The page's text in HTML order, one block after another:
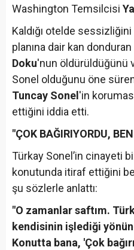
Washington Temsilcisi
Kaldığı otelde
planına dair kan
Doku'nun öldürüldüğünü
Sonel olduğunu öne
Tuncay Sonel 'in
ettiğini iddia etti.
"ÇOK BAĞIRIYORDU,
Türkay Sonel’in cinayeti
konutunda itiraf ettiğini
şu sözlerle anlattı:
"O zamanlar saftım.
kendisinin işlediği
Konutta bana, 'Çok